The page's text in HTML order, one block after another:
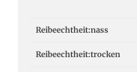
Reibeechtheit:nass
Reibeechtheit:trocken